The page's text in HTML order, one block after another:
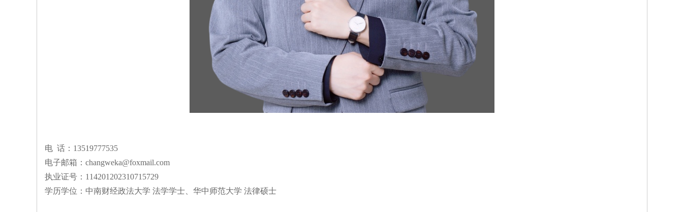
电 话：13519777535
电子邮箱：changweka@foxmail.com
执业证号：114201202310715729
学历学位： 中南财经政法大学 法学学士、华中师范大学 法律硕士